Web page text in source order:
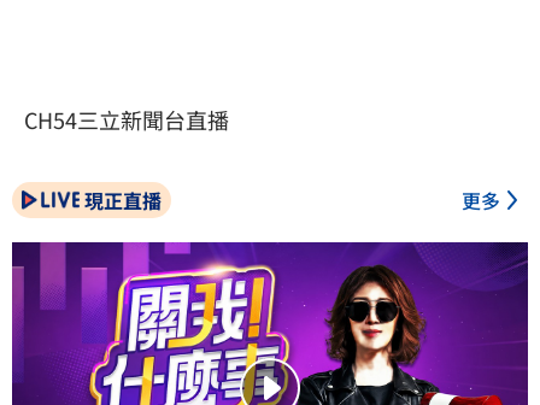
CH54三立新聞台直播
現正直播 更多